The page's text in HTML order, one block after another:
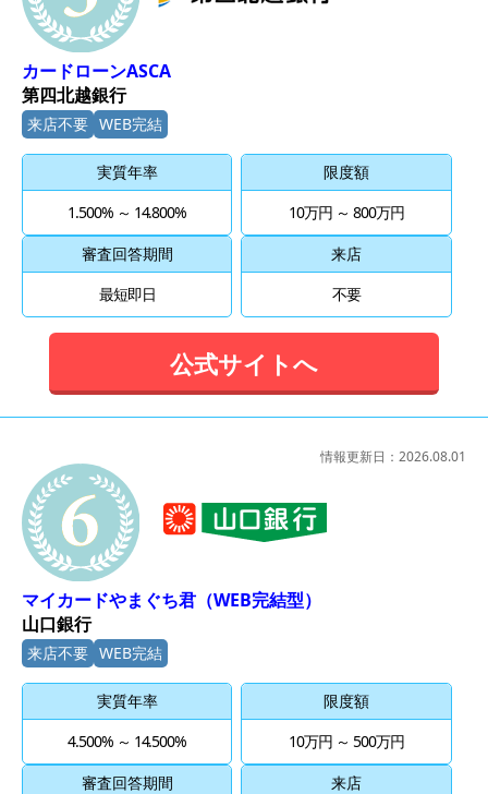
カードローンASCA
第四北越銀行
来店不要 WEB完結
実質年率
1.500% ～ 14.800%
限度額
10万円 ～ 800万円
審査回答期間
最短即日
来店
不要
公式サイトへ
マイカードやまぐち君（WEB完結型）
山口銀行
来店不要 WEB完結
実質年率
4.500% ～ 14.500%
限度額
10万円 ～ 500万円
審査回答期間
来店
情報更新日： 2026.08.01